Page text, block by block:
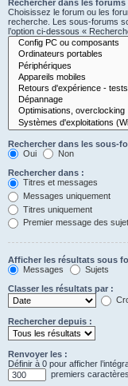
Rechercher dans les forums
Choisissez le forum ou les
recherche. Les sous-forums
l’option ci-dessous «
Rechercher dans les sous-
Oui
Non
Rechercher dans :
Titres et messages
Messages uniquement
Titres uniquement
Premier message des
Afficher les résultats sous
Messages
Sujets
Classer les résultats par :
Rechercher depuis :
Renvoyer les :
Définir à 0 pour afficher
premiers